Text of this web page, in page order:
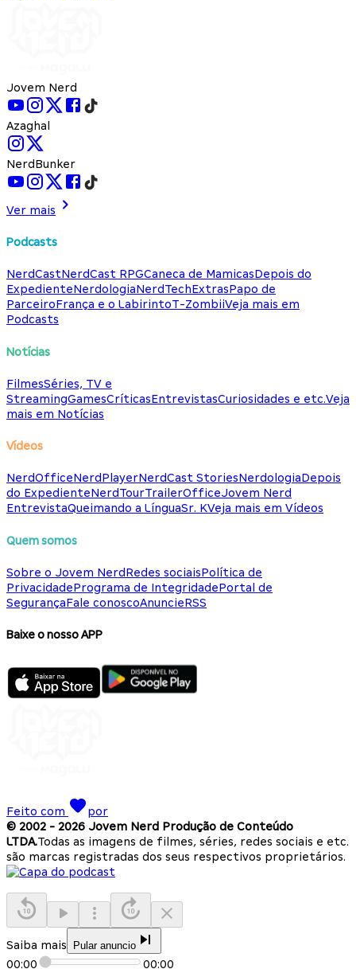
Jovem Nerd
Azaghal
NerdBunker
Ver mais
Podcasts
NerdCastNerdCast RPGCaneca de MamicasDepois do
ExpedienteNerdologiaNerdTechExtrasPapo de
ParceiroFrança e o LabirintoT-ZombiiVeja mais em
Podcasts
Notícias
FilmesSéries, TV e
StreamingGamesCríticasEntrevistasCuriosidades e etc.Veja
mais em Notícias
Vídeos
NerdOfficeNerdPlayerNerdCast StoriesNerdologiaDepois
do ExpedienteNerdTourTrailerOfficeJovem Nerd
EntrevistaQueimando a LínguaSr. KVeja mais em Vídeos
Quem somos
Sobre o Jovem NerdRedes sociaisPolítica de
PrivacidadePrograma de IntegridadePortal de
SegurançaFale conoscoAnuncieRSS
Baixe o nosso APP
Feito com
por
© 2002 - 2026 Jovem Nerd Produção de Conteúdo
LTDA.Todas as imagens de filmes, séries, redes sociais e etc.
são marcas registradas dos seus respectivos proprietários.
Saiba mais Pular anuncio
00:00 00:00